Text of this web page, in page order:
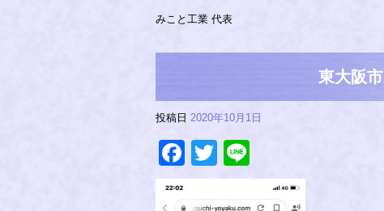
みこと工業 代表
東大阪
投稿日 2020年10月1日
Facebook
Twitter